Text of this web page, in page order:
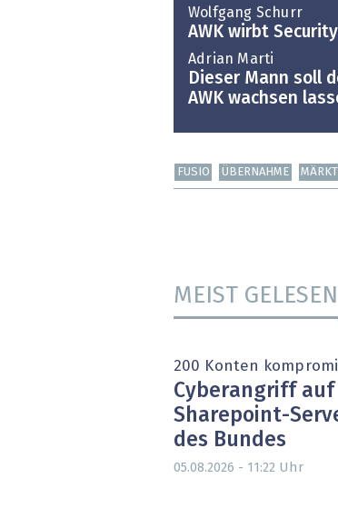
Wolfgang Schurr
AWK wirbt
Adrian Marti
Dieser Mann soll
AWK wachsen
FUSIO ÜBERNAHME
MEIST GELESEN
200 Konten
Cyberangriff auf
Sharepoint-
des Bundes
05.08.2026 - 11:22 Uhr